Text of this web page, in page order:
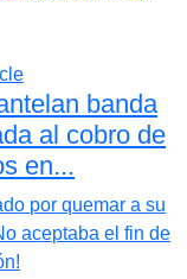
banda
al cobro de
en...